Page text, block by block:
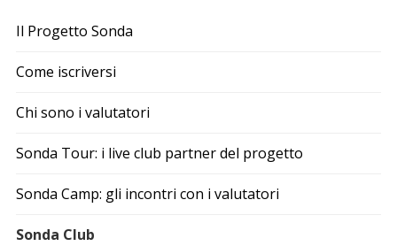
Il Progetto Sonda
Come iscriversi
Chi sono i valutatori
Sonda Tour: i live club partner del progetto
Sonda Camp: gli incontri con i valutatori
Sonda Club